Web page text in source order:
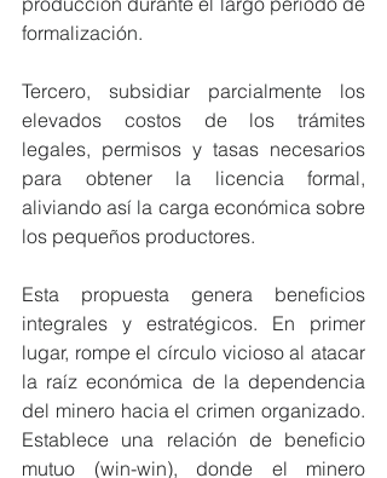
formalización.
Tercero, subsidiar parcialmente los
elevados costos de los trámites
legales, permisos y tasas necesarios
para obtener la licencia formal,
aliviando así la carga económica sobre
los pequeños productores.
Esta propuesta genera beneficios
integrales y estratégicos. En primer
lugar, rompe el círculo vicioso al atacar
la raíz económica de la dependencia
del minero hacia el crimen organizado.
Establece una relación de beneficio
mutuo (win-win), donde el minero